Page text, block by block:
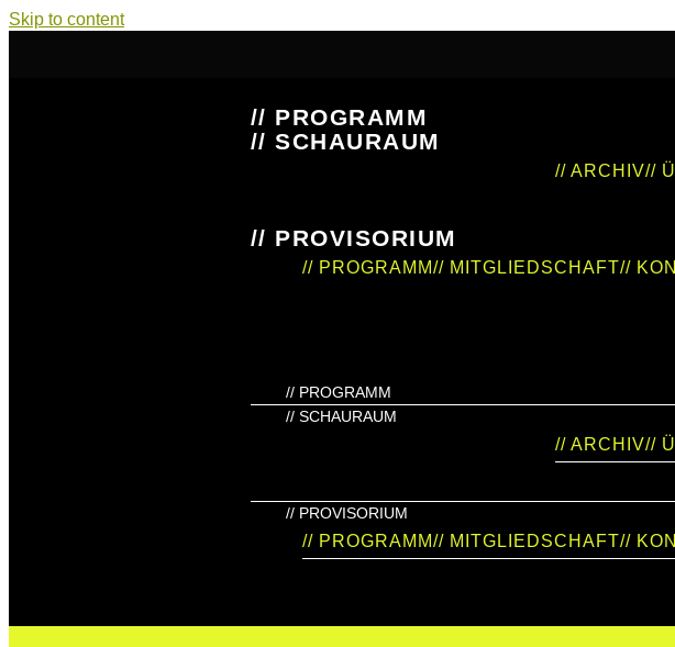
Skip to content
// PROGRAMM
// SCHAURAUM
// ARCHIV//
// PROVISORIUM
// PROGRAMM// MITGLIEDSCHAFT//
// PROGRAMM
// SCHAURAUM
// ARCHIV//
// PROVISORIUM
// PROGRAMM// MITGLIEDSCHAFT//